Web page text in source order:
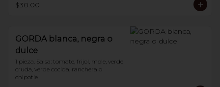
$30.00
GORDA blanca, negra o
dulce
1 pieza. Salsa: tomate, frijol, mole, verde
cruda, verde cocida, ranchera o
chipotle